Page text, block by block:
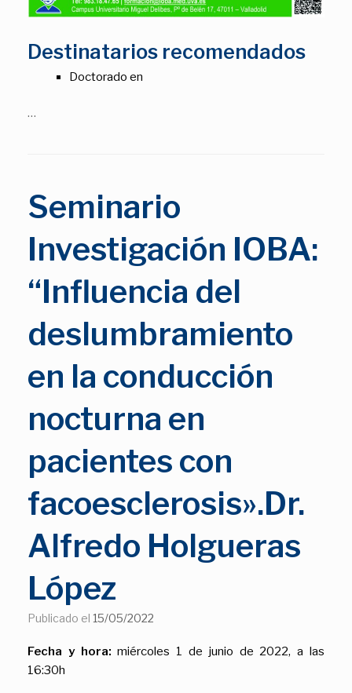
Destinatarios recomendados
Doctorado en
…
Seminario
Investigación IOBA:
“Influencia del
deslumbramiento
en la conducción
nocturna en
pacientes con
facoesclerosis».Dr.
Alfredo Holgueras
López
Publicado el 15/05/2022
Fecha y hora: miércoles 1 de junio de 2022, a las
16:30h